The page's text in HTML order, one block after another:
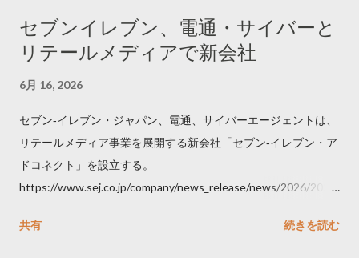
セブンイレブン、電通・サイバーと
リテールメディアで新会社
6月 16, 2026
セブン‐イレブン・ジャパン、電通、サイバーエージェントは、
リテールメディア事業を展開する新会社「セブン‐イレブン・ア
ドコネクト」を設立する。
https://www.sej.co.jp/company/news_release/news/2026/2026
共有
続きを読む